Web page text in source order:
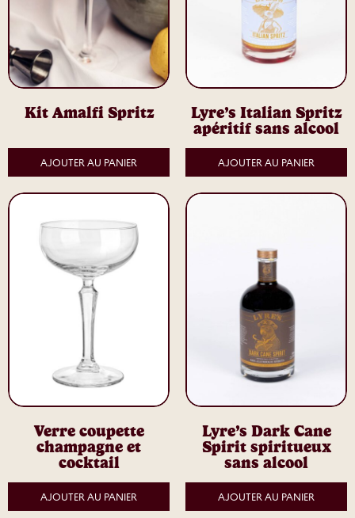
Kit Amalfi Spritz
AJOUTER AU PANIER
Lyre’s Italian Spritz
apéritif sans alcool
AJOUTER AU PANIER
Verre coupette
champagne et
cocktail
AJOUTER AU PANIER
Lyre’s Dark Cane
Spirit spiritueux
sans alcool
AJOUTER AU PANIER